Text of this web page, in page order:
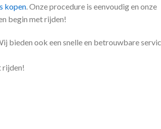
kopen. Onze procedure is eenvoudig en onze
begin met rijden!
bieden ook een snelle en betrouwbare
rijden!